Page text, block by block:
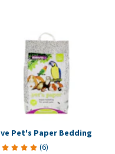
Pet's Paper Bedding
(6)